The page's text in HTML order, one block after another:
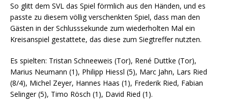
So glitt dem SVL das Spiel förmlich aus den Händen, und es
passte zu diesem völlig verschenkten Spiel, dass man den
Gästen in der Schlusssekunde zum wiederholten Mal ein
Kreisanspiel gestattete, das diese zum Siegtreffer nutzten.
Es spielten: Tristan Schneeweis (Tor), René Duttke (Tor),
Marius Neumann (1), Philipp Hiessl (5), Marc Jahn, Lars Ried
(8/4), Michel Zeyer, Hannes Haas (1), Frederik Ried, Fabian
Selinger (5), Timo Rösch (1), David Ried (1).